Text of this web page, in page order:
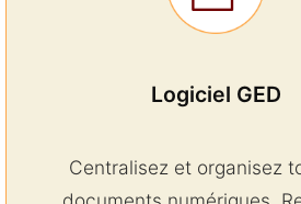
Logiciel GED
Centralisez et organisez